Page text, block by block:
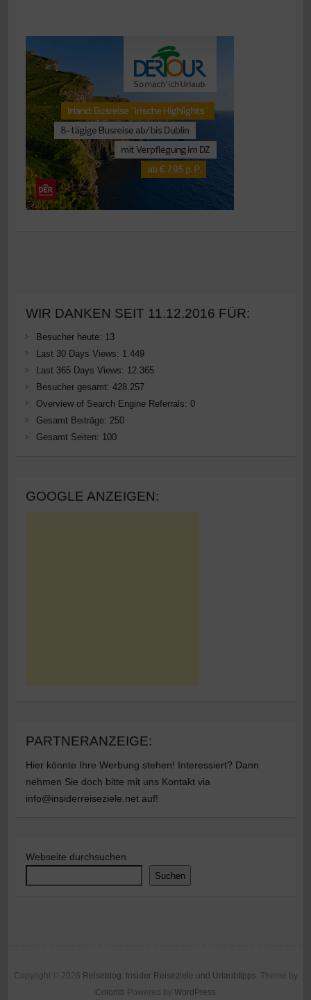
WIR DANKEN SEIT 11.12.2016 FÜR:
Besucher heute: 13
Last 30 Days Views: 1.449
Last 365 Days Views: 12.365
Besucher gesamt: 428.257
Overview of Search Engine Referrals: 0
Gesamt Beiträge: 250
Gesamt Seiten: 100
GOOGLE ANZEIGEN:
PARTNERANZEIGE:
Hier könnte Ihre Werbung stehen! Interessiert? Dann
nehmen Sie doch bitte mit uns Kontakt via
info@insiderreiseziele.net auf!
Webseite durchsuchen
Suchen
Copyright © 2026 Reiseblog: Insider Reiseziele und Urlaubtipps. Theme by
Colorlib Powered by WordPress